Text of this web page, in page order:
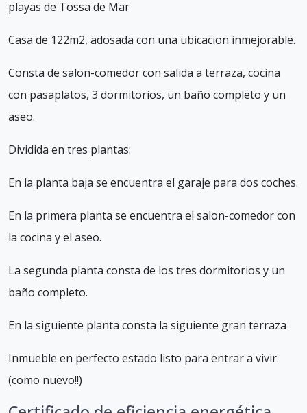
playas de Tossa de Mar
Casa de 122m2, adosada con una ubicacion inmejorable.
Consta de salon-comedor con salida a terraza, cocina
con pasaplatos, 3 dormitorios, un baño completo y un
aseo.
Dividida en tres plantas:
En la planta baja se encuentra el garaje para dos coches.
En la primera planta se encuentra el salon-comedor con
la cocina y el aseo.
La segunda planta consta de los tres dormitorios y un
baño completo.
En la siguiente planta consta la siguiente gran terraza
Inmueble en perfecto estado listo para entrar a vivir.
(como nuevo!!)